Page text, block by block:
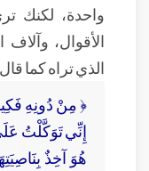
واحدة، لكنك
الأقوال،
الذي تراه كما
إِنِّي تَوَكَّلْتُ
هُوَ آخِذٌ